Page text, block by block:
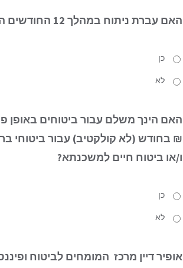
האם עברת ניתוח במהלך 12 החודשים האחרונים?
כן
לא
האם הינך משלם עבור ביטוחים באופן
₪ בחודש (לא קולקטיב) עבור ביטוחי
ו/או ביטוח חיים למשכנתא?
כן
לא
אופיר דיין מרכז המומחים לביטוח